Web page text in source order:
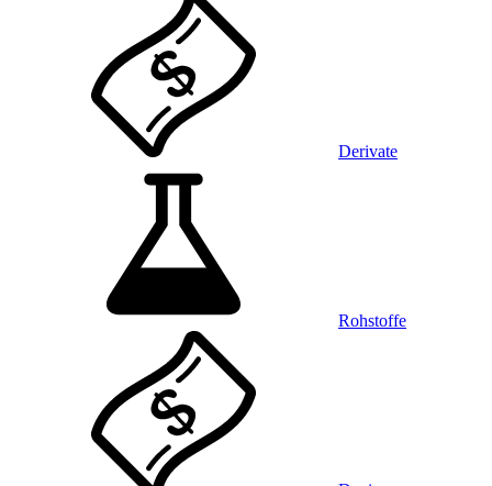
Derivate
Rohstoffe